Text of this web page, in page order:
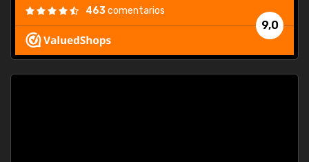
9,0
463comentarios